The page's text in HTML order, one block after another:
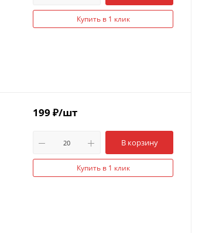
Купить в 1 клик
199 ₽/шт
В корзину
Купить в 1 клик